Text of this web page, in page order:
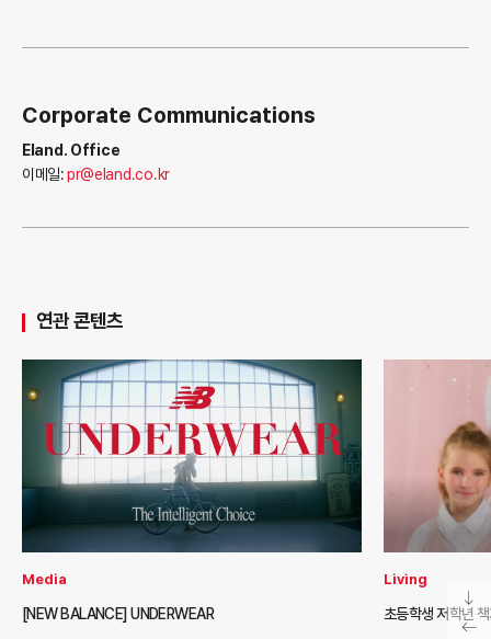
Corporate Communications
Eland. Office
이메일:pr@eland.co.kr
연관 콘텐츠
Media
[NEW BALANCE] UNDERWEAR
Living
초등학생 저학년